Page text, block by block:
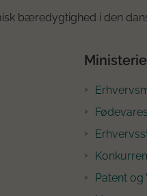
bæredygtighed i den
Patent